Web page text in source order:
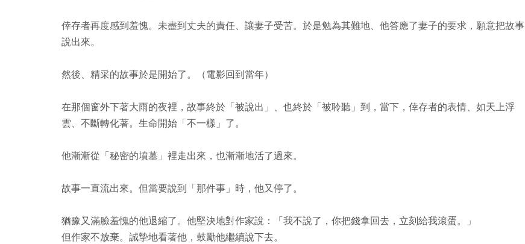
倖存者再度感到羞愧。未盡到丈夫的責任、讓妻子受苦。於是勉為其難地、他答應了妻子的要求，願意把故事
說出來。
然後、精采的故事於是開始了。（電影回到當年）
在那個窗外下著大雨的夜裡，故事終於「被說出」、也終於「被聆聽」到，當下，倖存者的表情、如天上浮
雲、不斷轉化著。生命開始「不一樣」了。
他漸漸從「秘密的墳墓」裡走出來，也漸漸地活了過來。
故事一直流出來。但當要說到「那件事」時，他又停了。
猶豫又滿臉羞愧的他退縮了。他堅決地對作家說：「我不說了，你把錢拿回去，立刻給我滾蛋。」
但作家不放棄。誠摯地看著他，鼓勵他繼續說下去。